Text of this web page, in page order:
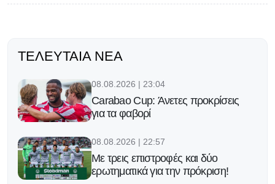
ΤΕΛΕΥΤΑΊΑ ΝΈΑ
08.08.2026 | 23:04
Carabao Cup: Άνετες προκρίσεις
για τα φαβορί
08.08.2026 | 22:57
Με τρεις επιστροφές και δύο
ερωτηματικά για την πρόκριση!